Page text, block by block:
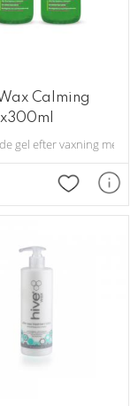
inåtväxande hårstrån.
Calming
gel efter vaxning med
Lägg till i